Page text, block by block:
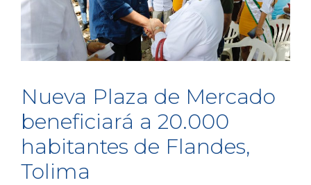
Nueva Plaza de Mercado
beneficiará a 20.000
habitantes de Flandes,
Tolima